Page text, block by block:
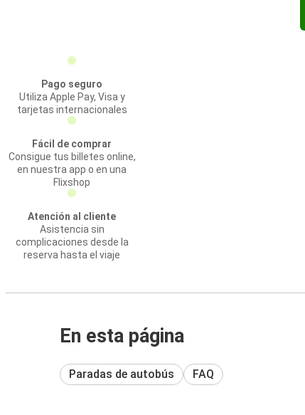
Pago seguro
Utiliza Apple Pay, Visa y
tarjetas internacionales
Fácil de comprar
Consigue tus billetes online,
en nuestra app o en una
Flixshop
Atención al cliente
Asistencia sin
complicaciones desde la
reserva hasta el viaje
En esta página
Paradas de autobús FAQ